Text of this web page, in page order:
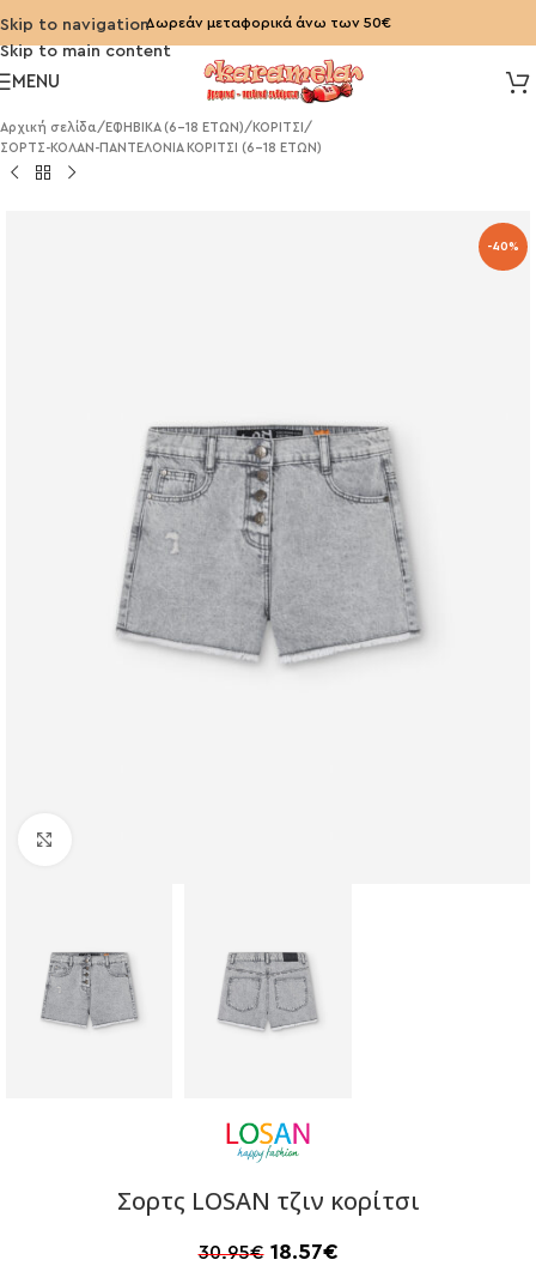
Skip to navigation
Skip to main content
Δωρεάν μεταφορικά άνω των 50€
MENU
Αρχική σελίδα/ ΕΦΗΒΙΚΑ (6-18 ΕΤΩΝ)/ ΚΟΡΙΤΣΙ /
ΣΟΡΤΣ-ΚΟΛΑΝ-ΠΑΝΤΕΛΟΝΙΑ ΚΟΡΙΤΣΙ (6-18 ΕΤΩΝ)
-40%
Σορτς LOSAN τζιν κορίτσι
30.95€ 18.57€